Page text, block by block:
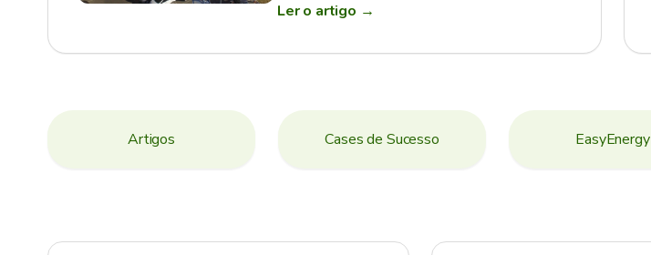
Ler o artigo →
Artigos Cases de Sucesso EasyEnergy